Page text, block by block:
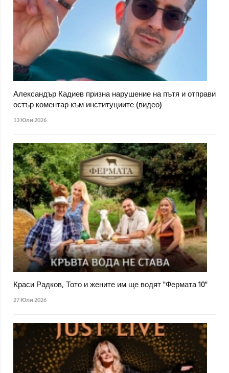
Александър Кадиев призна нарушение на пътя и отправи
остър коментар към институциите (видео)
13 Юли 2026
Краси Радков, Тото и жените им ще водят "Фермата 10"
27 Юли 2026